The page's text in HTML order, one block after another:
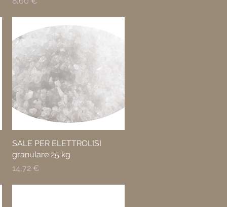
SALE PER ELETTROLISI
granulare 25 kg
Prezzo
14,72 €